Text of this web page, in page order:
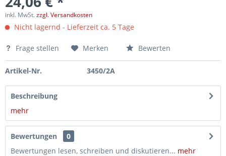
inkl. MwSt.zzgl. Versandkosten
Nicht lagernd - Lieferzeit ca. 5 Tage
Frage stellen Merken Bewerten
Artikel-Nr. 3450/2A
Beschreibung
mehr
Bewertungen
0
Bewertungen lesen, schreiben und diskutieren... mehr